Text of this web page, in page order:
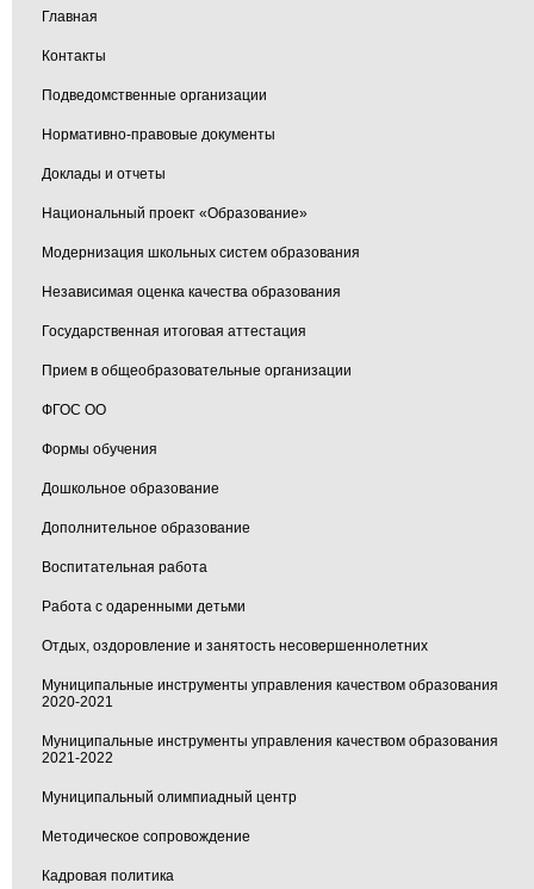
Главная
Контакты
Подведомственные организации
Нормативно-правовые документы
Доклады и отчеты
Национальный проект «Образование»
Модернизация школьных систем образования
Независимая оценка качества образования
Государственная итоговая аттестация
Прием в общеобразовательные организации
ФГОС ОО
Формы обучения
Дошкольное образование
Дополнительное образование
Воспитательная работа
Работа с одаренными детьми
Отдых, оздоровление и занятость несовершеннолетних
Муниципальные инструменты управления качеством образования
2020-2021
Муниципальные инструменты управления качеством образования
2021-2022
Муниципальный олимпиадный центр
Методическое сопровождение
Кадровая политика